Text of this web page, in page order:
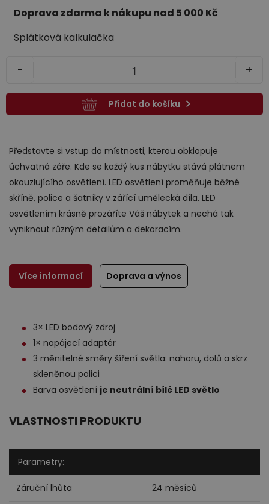
Předsíně
Novinky
Výprodej
Doprava zdarma k nákupu nad 5 000 Kč
Splátková kalkulačka
+
-
Přidat do košíku
Představte si vstup do místnosti, kterou obklopuje
úchvatná záře. Kde se každý kus nábytku stává plátnem
okouzlujícího osvětlení. LED osvětlení proměňuje běžné
skříně, police a šatníky v zářící umělecká díla. LED
osvětlením krásně prozáříte Váš nábytek a nechá tak
vyniknout různým detailům a dekoracím.
Více informací Doprava a výnos
3× LED bodový zdroj
1× napájecí adaptér
3 měnitelné směry šíření světla: nahoru, dolů a skrz
skleněnou polici
Barva osvětlení je neutrální bílé LED světlo
VLASTNOSTI PRODUKTU
Parametry:
Záruční lhůta 24 měsíců